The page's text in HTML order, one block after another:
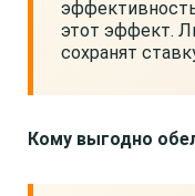
этот эффект.
сохранят
Кому выгодно